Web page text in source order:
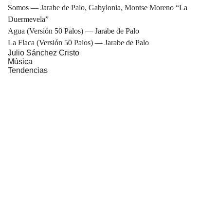
Somos — Jarabe de Palo, Gabylonia, Montse Moreno “La
Duermevela”
Agua (Versión 50 Palos) — Jarabe de Palo
La Flaca (Versión 50 Palos) — Jarabe de Palo
Julio Sánchez Cristo
Música
Tendencias